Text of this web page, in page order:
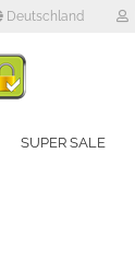
Deutschland
SUPER SALE